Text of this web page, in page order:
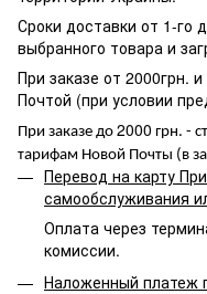
Сроки доставки от 1-го
выбранного товара и
При заказе от 2000грн.
Почтой (при условии
При заказе до 2000 грн. -
тарифам Новой Почты (в
Перевод на карту
самообслуживания
Оплата через
комиссии.
Наложенный платеж